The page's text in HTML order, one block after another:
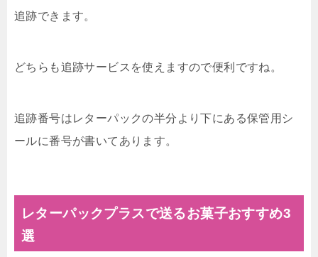
追跡できます。
どちらも追跡サービスを使えますので便利ですね。
追跡番号はレターパックの半分より下にある保管用シ
ールに番号が書いてあります。
レターパックプラスで送るお菓子おすすめ3
選